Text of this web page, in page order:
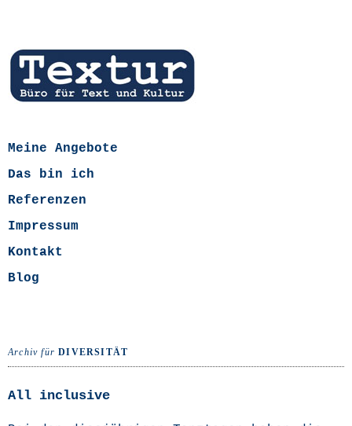
Meine Angebote
Das bin ich
Referenzen
Impressum
Kontakt
Blog
Archiv fürDIVERSITÄT
All inclusive